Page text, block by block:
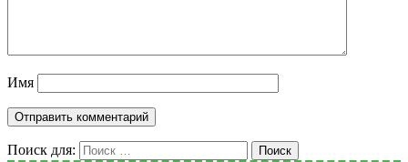
Имя
Поиск для: Поиск